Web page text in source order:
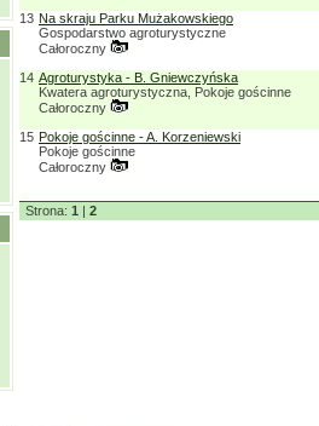
13 Na skraju Parku Mużakowskiego
Gospodarstwo agroturystyczne
Całoroczny
14 Agroturystyka - B. Gniewczyńska
Kwatera agroturystyczna, Pokoje gościnne
Całoroczny
15 Pokoje gościnne - A. Korzeniewski
Pokoje gościnne
Całoroczny
Strona: 1 | 2